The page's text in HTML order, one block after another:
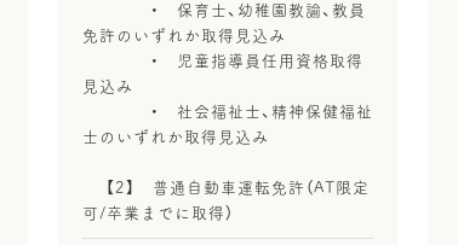
・ 保育士、幼稚園教諭、教員
免許のいずれか取得見込み
・ 児童指導員任用資格取得
見込み
・ 社会福祉士、精神保健福祉
士のいずれか取得見込み
【2】 普通自動車運転免許（AT限定
可/卒業までに取得）